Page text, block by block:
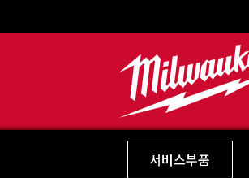
서비스부품